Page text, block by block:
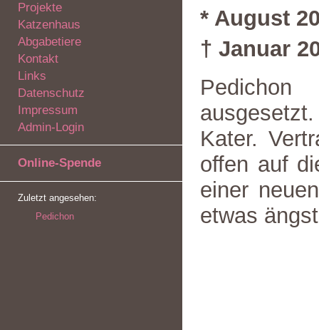
Projekte
Katzenhaus
Abgabetiere
Kontakt
Links
Datenschutz
Impressum
Admin-Login
Online-Spende
Zuletzt angesehen:
Pedichon
* August
† Januar
Kater.
offen auf
einer
etwas